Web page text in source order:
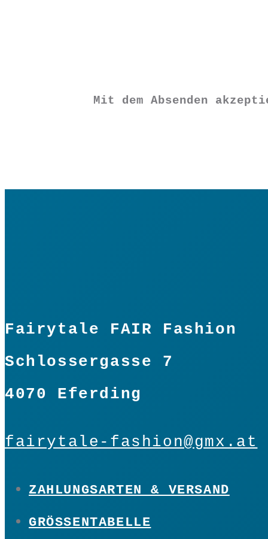
Mit dem Absenden
Fairytale FAIR Fashion
Schlossergasse 7
4070 Eferding
fairytale-fashion@gmx.at
ZAHLUNGSARTEN & VERSAND
GRÖSSENTABELLE